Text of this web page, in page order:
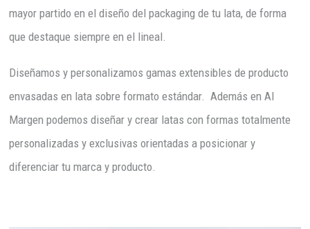
mayor partido en el diseño del packaging de tu lata, de forma
que destaque siempre en el lineal.
Diseñamos y personalizamos gamas extensibles de producto
envasadas en lata sobre formato estándar. Además en Al
Margen podemos diseñar y crear latas con formas totalmente
personalizadas y exclusivas orientadas a posicionar y
diferenciar tu marca y producto.